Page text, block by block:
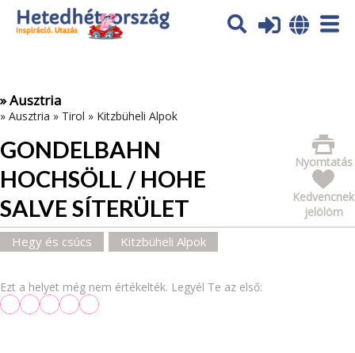
Az oldal sütiket (cookies) használ. További tájékoztatás itt:
Adatvédelmi tájékoztató
» Ausztria
» Ausztria » Tirol » Kitzbüheli Alpok
GONDELBAHN
HOCHSÖLL / HOHE
SALVE SÍTERÜLET
Nyomtatás
Kedvencnek
jelölöm
Hegy és csúcs Kitzbüheli Alpok
Ezt a helyet még nem értékelték. Legyél Te az első: